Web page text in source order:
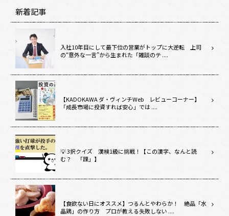
新着記事
入社10年目にして最下位の営業がトップに大逆転 上司
の“意外な一言”から生まれた「雑談のテ ....
【KADOKAWA ダ・ヴィンチWeb レビューコーナー】
「成長市場に投資すれば安心」では ....
💡 3択クイズ 漢検1級に挑戦！【この漢字、なんと読
む？ 「踝」】
【食欲ない日にオススメ】つるんとやわらか！ 絶品「水
晶鶏」の作り方 プロが教える失敗しない ....